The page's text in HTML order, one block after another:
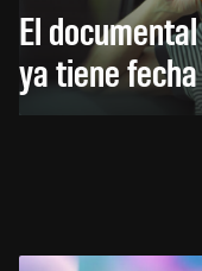
El
ya tiene